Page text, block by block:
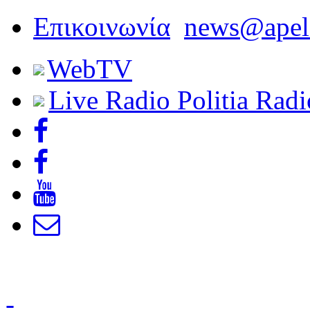
Επικοινωνία
WebTV
Live Radio Politia